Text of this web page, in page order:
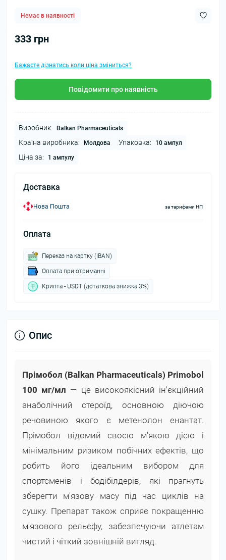
Немає в наявності
333 грн
Бажаєте дізнатись коли ціна зміниться?
Повідомити про наявність
Виробник: Balkan Pharmaceuticals
Країна виробника: Молдова Упаковка: 10 ампул
Ціна за: 1 ампулу
Доставка
Нова Пошта за тарифами НП
Оплата
Переказ на картку (IBAN)
Оплата при отриманні
Крипта - USDT (дотаткова знижка 3%)
Опис
Прімобол (Balkan Pharmaceuticals) Primobol
100 мг/мл — це високоякісний ін'єкційний
анаболічний стероїд, основною діючою
речовиною якого є метенолон енантат.
Прімобол відомий своєю м'якою дією і
мінімальним ризиком побічних ефектів, що
робить його ідеальним вибором для
спортсменів і бодібілдерів, які прагнуть
зберегти м'язову масу під час циклів на
сушку. Препарат також сприяє покращенню
м'язового рельєфу, забезпечуючи атлетам
чистий і чіткий зовнішній вигляд.